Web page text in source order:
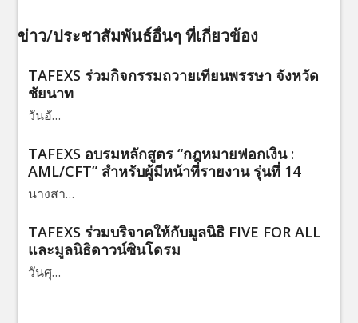
ข่าว/ประชาสัมพันธ์อื่นๆ ที่เกี่ยวข้อง
TAFEXS ร่วมกิจกรรมถวายเทียนพรรษา จังหวัด
ชัยนาท
วันอั…
TAFEXS อบรมหลักสูตร “กฎหมายฟอกเงิน :
AML/CFT” สำหรับผู้มีหน้าที่รายงาน รุ่นที่ 14
นางสา…
TAFEXS ร่วมบริจาคให้กับมูลนิธิ FIVE FOR ALL
และมูลนิธิดาวน์ซินโดรม
วันศุ…